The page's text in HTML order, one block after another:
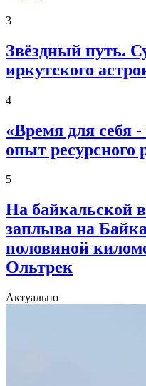
3
Звёздный путь.
иркутского
4
«Время для себя
опыт ресурсного
5
На байкальской
заплыва на
половиной
Ольтрек
Актуально